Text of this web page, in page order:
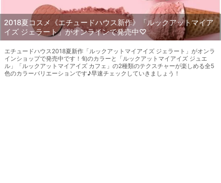
2018夏コスメ《エチュードハウス新作》「ルックアットマイア
イズ ジェラート」がオンラインで発売中♡
エチュードハウス2018夏新作「ルックアットマイアイズ ジェラート」がオンラ
インショップで発売中です！旬のカラーと「ルックアットマイアイズ ジュエ
ル」「ルックアットマイアイズ カフェ」の2種類のテクスチャーが楽しめる全5
色のカラーバリエーションです♪早速チェックしていきましょう！